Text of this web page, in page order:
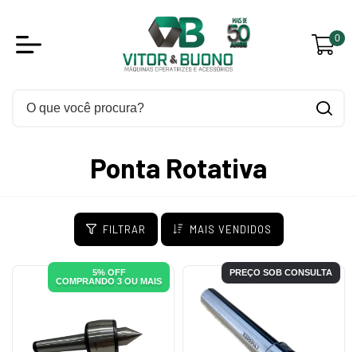
0
Ponta Rotativa
FILTRAR MAIS VENDIDOS
5% OFF
COMPRANDO 3 OU MAIS
PREÇO SOB CONSULTA